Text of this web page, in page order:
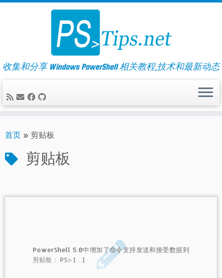
Skip
收集和分享 Windows PowerShell 相关教程,技术和最新动态
首页 » 剪贴板
剪贴板
PowerShell 5.0中增加了命令支持发送和接受数据到
剪贴板： PS> […]